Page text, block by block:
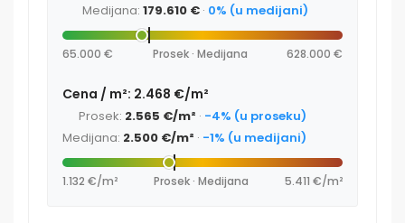
Medijana: 179.610 € · 0% (u medijani)
65.000 € Prosek · Medijana 628.000 €
Cena / m²: 2.468 €/m²
Prosek: 2.565 €/m² · -4% (u proseku)
Medijana: 2.500 €/m² · -1% (u medijani)
1.132 €/m² Prosek · Medijana 5.411 €/m²